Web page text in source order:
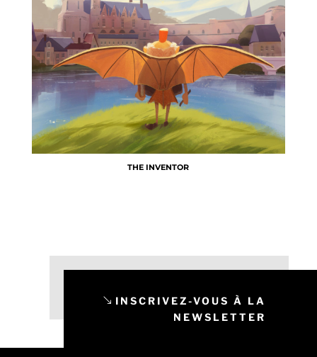
THE INVENTOR
INSCRIVEZ-VOUS À LA
NEWSLETTER